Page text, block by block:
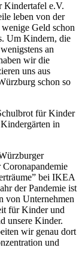
Kindertafel e.V.
leben von der
Geld schon
Um Kindern, die
an
wir die
uns aus
schon so
für Kinder
in
bei IKEA
der Pandemie ist
von Unternehmen
für Kinder und
unsere Kinder.
wir genau dort
und